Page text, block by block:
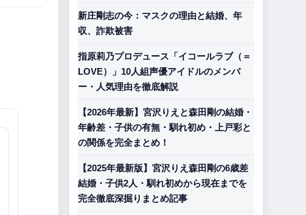
新庄剛志の今：マスクの理由と結婚、年
収、詐欺被害
指原莉乃プロデュース「イコールラブ（＝
LOVE）」10人組声優アイドルのメンバ
ー・人気理由を徹底解説
【2026年最新】宮沢りえと森田剛の結婚・
年齢差・子供の有無・馴れ初め・上戸彩と
の関係を完全まとめ！
【2025年最新版】宮沢りえ森田剛の6歳差
結婚・子供2人・馴れ初めから現在までを
完全徹底深掘りまとめ記事